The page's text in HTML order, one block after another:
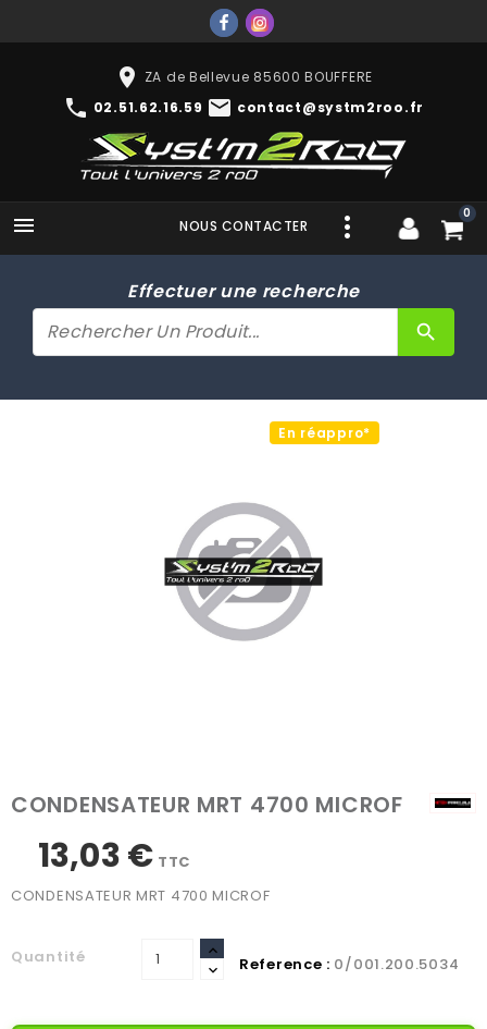
place ZA de Bellevue 85600 BOUFFERE
phone 02.51.62.16.59 mail contact@systm2roo.fr
 0
NOUS CONTACTER
Effectuer une recherche
search
En réappro*
CONDENSATEUR MRT 4700 MICROF
13,03 € TTC
CONDENSATEUR MRT 4700 MICROF
Quantité Reference : 0/001.200.5034